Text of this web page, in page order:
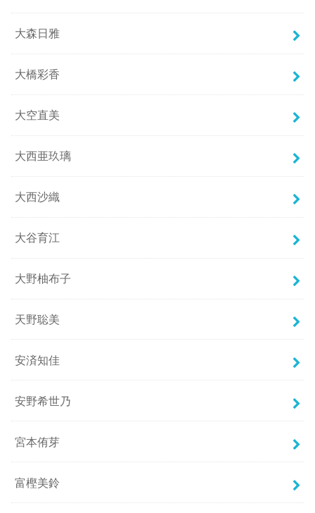
大森日雅
大橋彩香
大空直美
大西亜玖璃
大西沙織
大谷育江
大野柚布子
天野聡美
安済知佳
安野希世乃
宮本侑芽
富樫美鈴